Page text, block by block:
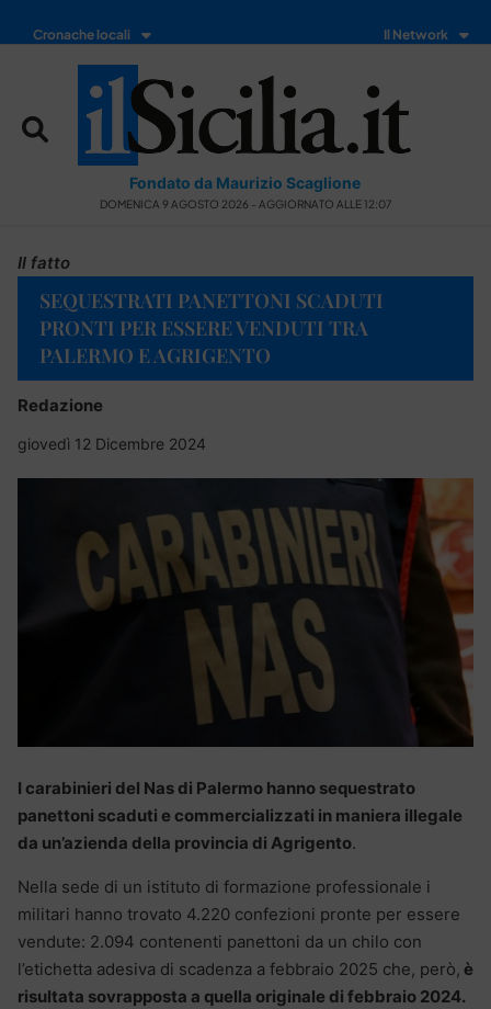
Cronache locali Il Network
Fondato da Maurizio Scaglione
DOMENICA 9 AGOSTO 2026 - AGGIORNATO ALLE 12:07
Il fatto
SEQUESTRATI PANETTONI SCADUTI
PRONTI PER ESSERE VENDUTI TRA
PALERMO E AGRIGENTO
Redazione
giovedì 12 Dicembre 2024
I carabinieri del Nas di Palermo hanno sequestrato
panettoni scaduti e commercializzati in maniera illegale
da un’azienda della provincia di Agrigento.
Nella sede di un istituto di formazione professionale i
militari hanno trovato 4.220 confezioni pronte per essere
vendute: 2.094 contenenti panettoni da un chilo con
l’etichetta adesiva di scadenza a febbraio 2025 che, però, è
risultata sovrapposta a quella originale di febbraio 2024.